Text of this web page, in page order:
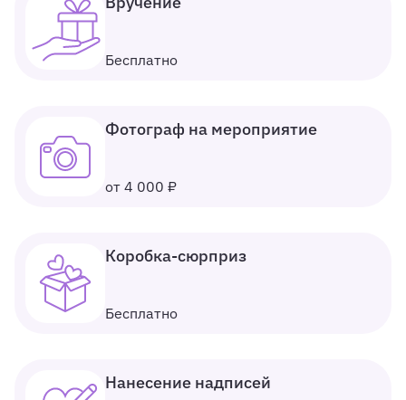
Бесплатно
Фотограф на мероприятие
от 4 000 ₽
Коробка-сюрприз
Бесплатно
Нанесение надписей